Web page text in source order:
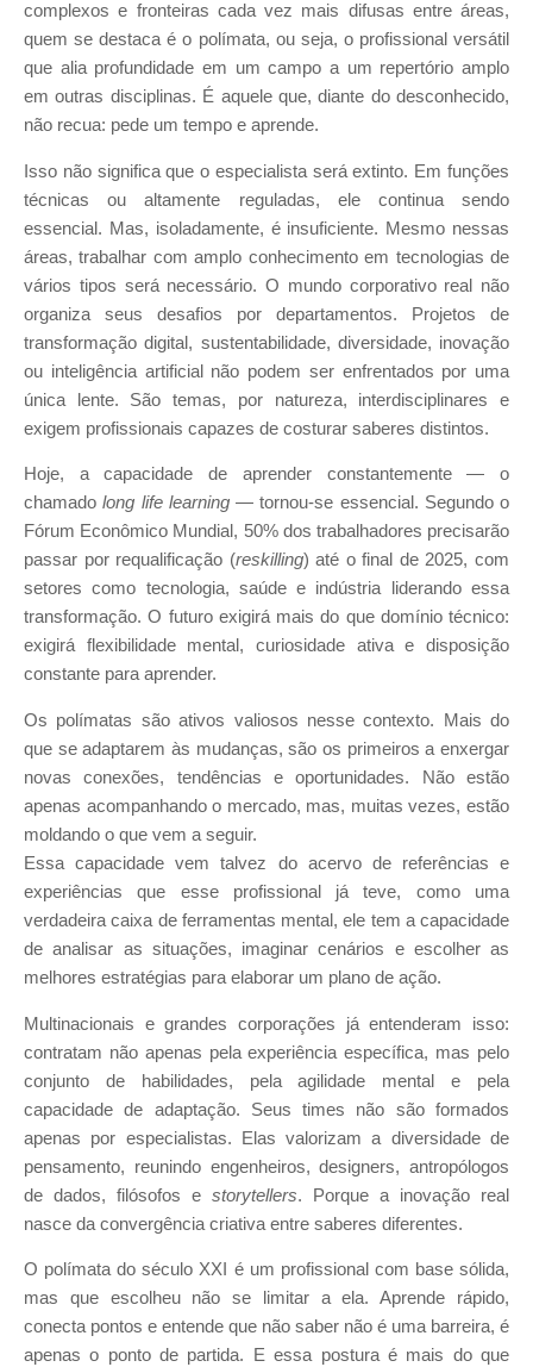
complexos e fronteiras cada vez mais difusas entre áreas,
quem se destaca é o polímata, ou seja, o profissional versátil
que alia profundidade em um campo a um repertório amplo
em outras disciplinas. É aquele que, diante do desconhecido,
não recua: pede um tempo e aprende.
Isso não significa que o especialista será extinto. Em funções
técnicas ou altamente reguladas, ele continua sendo
essencial. Mas, isoladamente, é insuficiente. Mesmo nessas
áreas, trabalhar com amplo conhecimento em tecnologias de
vários tipos será necessário. O mundo corporativo real não
organiza seus desafios por departamentos. Projetos de
transformação digital, sustentabilidade, diversidade, inovação
ou inteligência artificial não podem ser enfrentados por uma
única lente. São temas, por natureza, interdisciplinares e
exigem profissionais capazes de costurar saberes distintos.
Hoje, a capacidade de aprender constantemente — o
chamadolong life learning — tornou-se essencial. Segundo o
Fórum Econômico Mundial, 50% dos trabalhadores precisarão
passar por requalificação (reskilling) até o final de 2025, com
setores como tecnologia, saúde e indústria liderando essa
transformação. O futuro exigirá mais do que domínio técnico:
exigirá flexibilidade mental, curiosidade ativa e disposição
constante para aprender.
Os polímatas são ativos valiosos nesse contexto. Mais do
que se adaptarem às mudanças, são os primeiros a enxergar
novas conexões, tendências e oportunidades. Não estão
apenas acompanhando o mercado, mas, muitas vezes, estão
moldando o que vem a seguir.
Essa capacidade vem talvez do acervo de referências e
experiências que esse profissional já teve, como uma
verdadeira caixa de ferramentas mental, ele tem a capacidade
de analisar as situações, imaginar cenários e escolher as
melhores estratégias para elaborar um plano de ação.
Multinacionais e grandes corporações já entenderam isso:
contratam não apenas pela experiência específica, mas pelo
conjunto de habilidades, pela agilidade mental e pela
capacidade de adaptação. Seus times não são formados
apenas por especialistas. Elas valorizam a diversidade de
pensamento, reunindo engenheiros, designers, antropólogos
de dados, filósofos e storytellers. Porque a inovação real
nasce da convergência criativa entre saberes diferentes.
O polímata do século XXI é um profissional com base sólida,
mas que escolheu não se limitar a ela. Aprende rápido,
conecta pontos e entende que não saber não é uma barreira, é
apenas o ponto de partida. E essa postura é mais do que